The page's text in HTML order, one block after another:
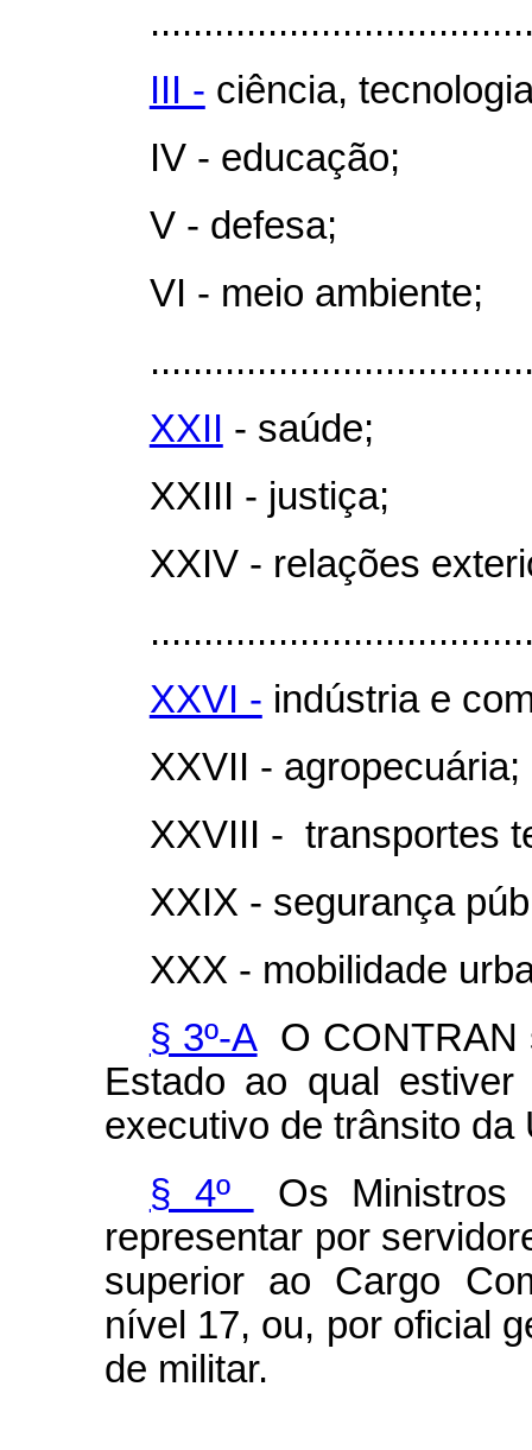
III - ciência,
IV - educação;
V - defesa;
VI - meio ambiente;
XXII - saúde;
XXIII - justiça;
XXIV - relações
XXVI - indústria e
XXVII - agropecuária;
XXVIII - transportes
XXIX - segurança
XXX - mobilidade
§ 3º-AO CONTRAN
Estado ao qual estiver
executivo de trânsito da
§ 4º
Os Ministros
representar por
superior ao Cargo
nível 17, ou, por oficial
de militar.